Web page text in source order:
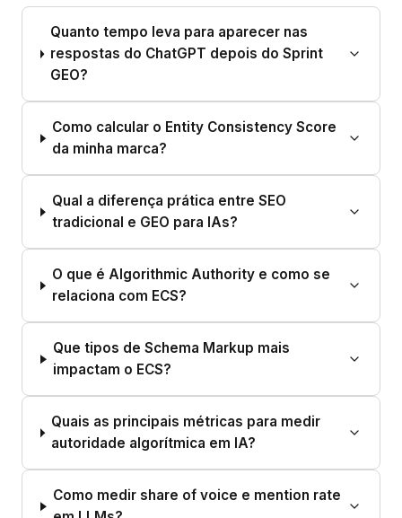
Quanto tempo leva para aparecer nas
respostas do ChatGPT depois do Sprint
GEO?
Como calcular o Entity Consistency Score
da minha marca?
Qual a diferença prática entre SEO
tradicional e GEO para IAs?
O que é Algorithmic Authority e como se
relaciona com ECS?
Que tipos de Schema Markup mais
impactam o ECS?
Quais as principais métricas para medir
autoridade algorítmica em IA?
Como medir share of voice e mention rate